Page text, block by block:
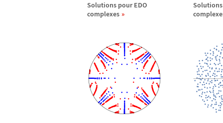
Solutions pour EDO
complexes